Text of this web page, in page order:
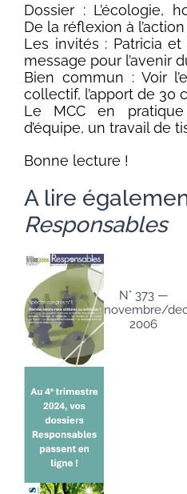
Dossier : L’écologie,
De la réflexion à l’action
Les invités : Patricia
message pour l’avenir
Bien commun : Voir
collectif, l’apport de 30
Le MCC en pratique
d’équipe, un travail de
Bonne lecture !
A lire
Responsables
N° 373 —
novembre/
2006